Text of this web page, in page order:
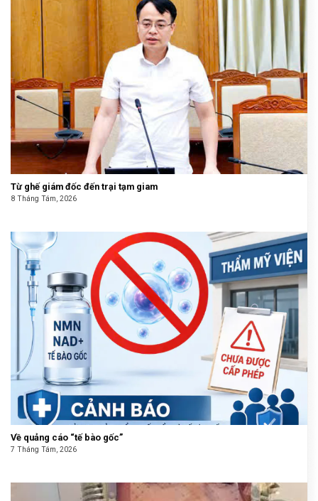
Từ ghế giám đốc đến trại tạm giam
8 Tháng Tám, 2026
Về quảng cáo “tế bào gốc”
7 Tháng Tám, 2026